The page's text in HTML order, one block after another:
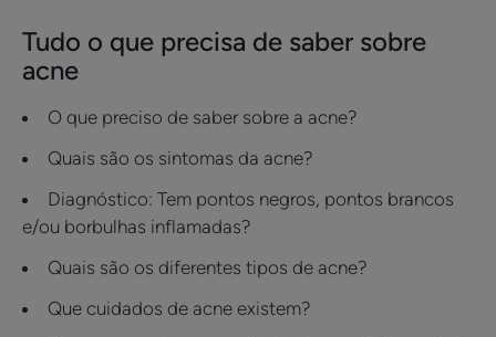
Tudo o que precisa de saber sobre
acne
O que preciso de saber sobre a acne?
Quais são os sintomas da acne?
Diagnóstico: Tem pontos negros, pontos brancos
e/ou borbulhas inflamadas?
Quais são os diferentes tipos de acne?
Que cuidados de acne existem?